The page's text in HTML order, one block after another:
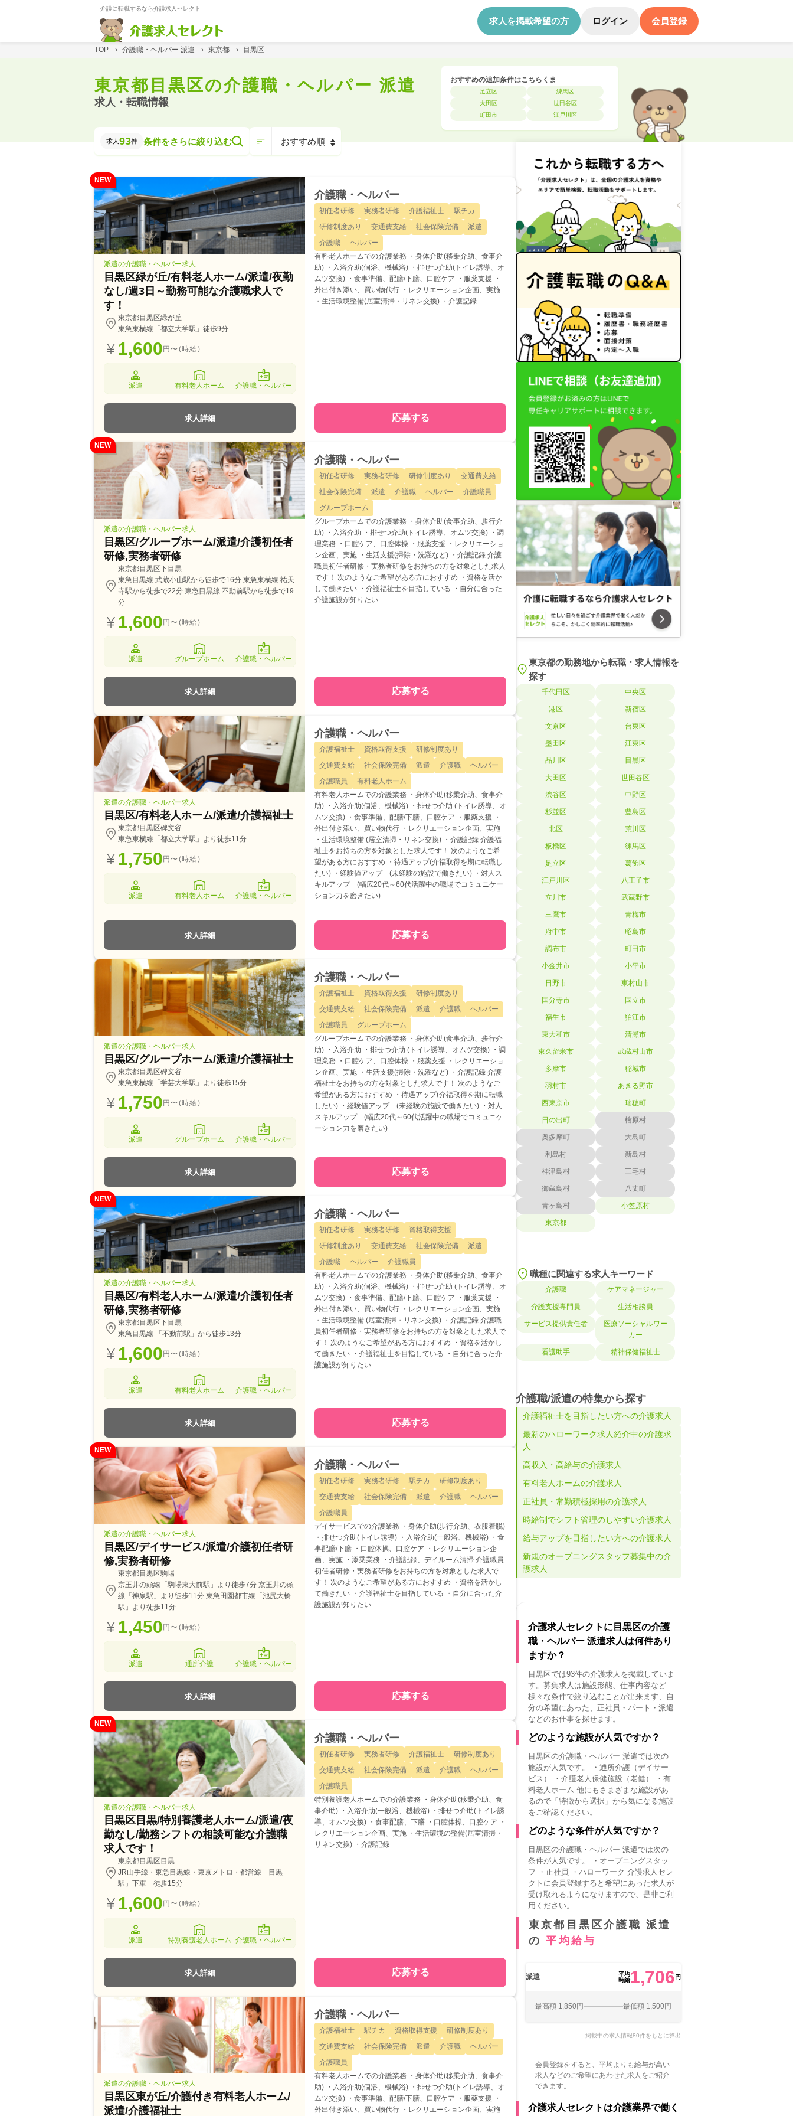
介護に転職するなら介護求人セレクト
求人を掲載希望の方 ログイン 会員登録
TOP › 介護職・ヘルパー 派遣 › 東京都 › 目黒区
東京都目黒区の介護職・ヘルパー 派遣
求人・転職情報
おすすめの追加条件はこちらくま
足立区
練馬区
大田区
世田谷区
町田市
江戸川区
求人 93件 条件をさらに絞り込む
NEW
派遣の介護職・ヘルパー求人
目黒区緑が丘/有料老人ホーム/派遣/夜勤
なし/週3日～勤務可能な介護職求人で
す！
東京都目黒区緑が丘
東急東横線「都立大学駅」徒歩9分
1,600円〜(時給)
派遣 有料老人ホーム 介護職・ヘルパー
求人詳細
介護職・ヘルパー
初任者研修 実務者研修 介護福祉士
駅チカ
研修制度あり
交通費支給 社会保険完備
派遣
介護職
ヘルパー
有料老人ホームでの介護業務 ・身体介助(移乗介助、食事介
助) ・入浴介助(個浴、機械浴) ・排せつ介助(トイレ誘導、オ
ムツ交換) ・食事準備、配膳/下膳、口腔ケア ・服薬支援 ・
外出付き添い、買い物代行 ・レクリエーション企画、実施
・生活環境整備(居室清掃・リネン交換) ・介護記録
応募する
NEW
派遣の介護職・ヘルパー求人
目黒区/グループホーム/派遣/介護初任者
研修,実務者研修
東京都目黒区下目黒
東急目黒線 武蔵小山駅から徒歩で16分 東急東横線 祐天
寺駅から徒歩で22分 東急目黒線 不動前駅から徒歩で19
分
1,600円〜(時給)
派遣 グループホーム 介護職・ヘルパー
求人詳細
介護職・ヘルパー
初任者研修 実務者研修 研修制度あり
交通費支給
社会保険完備
派遣 介護職 ヘルパー
介護職員
グループホーム
グループホームでの介護業務 ・身体介助(食事介助、歩行介
助) ・入浴介助 ・排せつ介助(トイレ誘導、オムツ交換) ・調
理業務 ・口腔ケア、口腔体操 ・服薬支援 ・レクリエーショ
ン企画、実施 ・生活支援(掃除・洗濯など) ・介護記録 介護
職員初任者研修・実務者研修をお持ちの方を対象とした求人
です！ 次のようなご希望がある方におすすめ ・資格を活か
して働きたい ・介護福祉士を目指している ・自分に合った
介護施設が知りたい
応募する
派遣の介護職・ヘルパー求人
目黒区/有料老人ホーム/派遣/介護福祉士
東京都目黒区碑文谷
東急東横線「都立大学駅」より徒歩11分
1,750円〜(時給)
派遣 有料老人ホーム 介護職・ヘルパー
求人詳細
介護職・ヘルパー
介護福祉士 資格取得支援
研修制度あり
交通費支給
社会保険完備 派遣 介護職
ヘルパー
介護職員
有料老人ホーム
有料老人ホームでの介護業務 ・身体介助(移乗介助、食事介
助) ・入浴介助(個浴、機械浴) ・排せつ介助 (トイレ誘導、オ
ムツ交換) ・食事準備、配膳/下膳、口腔ケア ・服薬支援 ・
外出付き添い、買い物代行 ・レクリエーション企画、実施
・生活環境整備 (居室清掃・リネン交換) ・介護記録 介護福
祉士をお持ちの方を対象とした求人です！ 次のようなご希
望がある方におすすめ ・待遇アップ(介福取得を期に転職し
たい) ・経験値アップ (未経験の施設で働きたい) ・対人ス
キルアップ (幅広20代～60代活躍中の職場でコミュニケー
ション力を磨きたい)
応募する
派遣の介護職・ヘルパー求人
目黒区/グループホーム/派遣/介護福祉士
東京都目黒区碑文谷
東急東横線「学芸大学駅」より徒歩15分
1,750円〜(時給)
派遣 グループホーム 介護職・ヘルパー
求人詳細
介護職・ヘルパー
介護福祉士 資格取得支援
研修制度あり
交通費支給
社会保険完備 派遣 介護職
ヘルパー
介護職員
グループホーム
グループホームでの介護業務 ・身体介助(食事介助、歩行介
助) ・入浴介助 ・排せつ介助 (トイレ誘導、オムツ交換) ・調
理業務 ・口腔ケア、口腔体操 ・服薬支援 ・レクリエーショ
ン企画、実施 ・生活支援(掃除・洗濯など) ・介護記録 介護
福祉士をお持ちの方を対象とした求人です！ 次のようなご
希望がある方におすすめ ・待遇アップ(介福取得を期に転職
したい) ・経験値アップ (未経験の施設で働きたい) ・対人
スキルアップ (幅広20代～60代活躍中の職場でコミュニケ
ーション力を磨きたい)
応募する
NEW
派遣の介護職・ヘルパー求人
目黒区/有料老人ホーム/派遣/介護初任者
研修,実務者研修
東京都目黒区下目黒
東急目黒線 「不動前駅」から徒歩13分
1,600円〜(時給)
派遣 有料老人ホーム 介護職・ヘルパー
求人詳細
介護職・ヘルパー
初任者研修 実務者研修
資格取得支援
研修制度あり
交通費支給 社会保険完備
派遣
介護職
ヘルパー
介護職員
有料老人ホームでの介護業務 ・身体介助(移乗介助、食事介
助) ・入浴介助(個浴、機械浴) ・排せつ介助 (トイレ誘導、オ
ムツ交換) ・食事準備、配膳/下膳、口腔ケア ・服薬支援 ・
外出付き添い、買い物代行 ・レクリエーション企画、実施
・生活環境整備 (居室清掃・リネン交換) ・介護記録 介護職
員初任者研修・実務者研修をお持ちの方を対象とした求人で
す！ 次のようなご希望がある方におすすめ ・資格を活かし
て働きたい ・介護福祉士を目指している ・自分に合った介
護施設が知りたい
応募する
NEW
派遣の介護職・ヘルパー求人
目黒区/デイサービス/派遣/介護初任者研
修,実務者研修
東京都目黒区駒場
京王井の頭線「駒場東大前駅」より徒歩7分 京王井の頭
線「神泉駅」より徒歩11分 東急田園都市線「池尻大橋
駅」より徒歩11分
1,450円〜(時給)
派遣 通所介護 介護職・ヘルパー
求人詳細
介護職・ヘルパー
初任者研修 実務者研修 駅チカ
研修制度あり
交通費支給
社会保険完備 派遣 介護職
ヘルパー
介護職員
デイサービスでの介護業務 ・身体介助(歩行介助、衣服着脱)
・排せつ介助(トイレ誘導) ・入浴介助(一般浴、機械浴) ・食
事配膳/下膳 ・口腔体操、口腔ケア ・レクリエーション企
画、実施 ・添乗業務 ・介護記録、デイルーム清掃 介護職員
初任者研修・実務者研修をお持ちの方を対象とした求人で
す！ 次のようなご希望がある方におすすめ ・資格を活かし
て働きたい ・介護福祉士を目指している ・自分に合った介
護施設が知りたい
応募する
NEW
派遣の介護職・ヘルパー求人
目黒区目黒/特別養護老人ホーム/派遣/夜
勤なし/勤務シフトの相談可能な介護職
求人です！
東京都目黒区目黒
JR山手線・東急目黒線・東京メトロ・都営線「目黒
駅」下車 徒歩15分
1,600円〜(時給)
派遣 特別養護老人ホーム 介護職・ヘルパー
求人詳細
介護職・ヘルパー
初任者研修 実務者研修 介護福祉士
研修制度あり
交通費支給
社会保険完備 派遣 介護職
ヘルパー
介護職員
特別養護老人ホームでの介護業務 ・身体介助(移乗介助、食
事介助) ・入浴介助(一般浴、機械浴) ・排せつ介助(トイレ誘
導、オムツ交換) ・食事配膳、下膳 ・口腔体操、口腔ケア ・
レクリエーション企画、実施 ・生活環境の整備(居室清掃・
リネン交換) ・介護記録
応募する
派遣の介護職・ヘルパー求人
目黒区東が丘/介護付き有料老人ホーム/
派遣/介護福祉士
介護職・ヘルパー
介護福祉士 駅チカ 資格取得支援
研修制度あり
交通費支給
社会保険完備 派遣 介護職
ヘルパー
介護職員
有料老人ホームでの介護業務 ・身体介助(移乗介助、食事介
助) ・入浴介助(個浴、機械浴) ・排せつ介助(トイレ誘導、オ
ムツ交換) ・食事準備、配膳/下膳、口腔ケア ・服薬支援 ・
外出付き添い、買い物代行 ・レクリエーション企画、実施
東京都の勤務地から転職・求人情報を
探す
千代田区 中央区
港区 新宿区
文京区 台東区
墨田区 江東区
品川区 目黒区
大田区 世田谷区
渋谷区 中野区
杉並区 豊島区
北区 荒川区
板橋区 練馬区
足立区 葛飾区
江戸川区 八王子市
立川市 武蔵野市
三鷹市 青梅市
府中市 昭島市
調布市 町田市
小金井市 小平市
日野市 東村山市
国分寺市 国立市
福生市 狛江市
東大和市 清瀬市
東久留米市 武蔵村山市
多摩市 稲城市
羽村市 あきる野市
西東京市 瑞穂町
日の出町 檜原村
奥多摩町 大島町
利島村 新島村
神津島村 三宅村
御蔵島村 八丈町
青ヶ島村 小笠原村
東京都
職種に関連する求人キーワード
介護職 ケアマネージャー
介護支援専門員 生活相談員
サービス提供責任者
医療ソーシャルワー
カー
看護助手 精神保健福祉士
介護職/派遣の特集から探す
介護福祉士を目指したい方への介護求人
最新のハローワーク求人紹介中の介護求
人
高収入・高給与の介護求人
有料老人ホームの介護求人
正社員・常勤積極採用の介護求人
時給制でシフト管理のしやすい介護求人
給与アップを目指したい方への介護求人
新規のオープニングスタッフ募集中の介
護求人
介護求人セレクトに目黒区の介護
職・ヘルパー 派遣求人は何件あり
ますか？
目黒区では93件の介護求人を掲載していま
す。募集求人は施設形態、仕事内容など
様々な条件で絞り込むことが出来ます、自
分の希望にあった、正社員・パート・派遣
などのお仕事を探せます。
どのような施設が人気ですか？
目黒区の介護職・ヘルパー 派遣では次の
施設が人気です。 ・通所介護（デイサー
ビス） ・介護老人保健施設（老健） ・有
料老人ホーム 他にもさまざまな施設があ
るので「特徴から選択」から気になる施設
をご確認ください。
どのような条件が人気ですか？
目黒区の介護職・ヘルパー 派遣では次の
条件が人気です。 ・オープニングスタッ
フ ・正社員 ・ハローワーク 介護求人セレ
クトに会員登録すると希望にあった求人が
受け取れるようになりますので、是非ご利
用ください。
東京都目黒区介護職 派遣
の平均給与
派遣
平均
時給1,706 円
最高額 1,850円 最低額 1,500円
掲載中の求人情報80件をもとに算出
会員登録をすると、平均よりも給与が高い
求人などのご希望にあわせた求人をご紹介
できます。
介護求人セレクトは介護業界で働く